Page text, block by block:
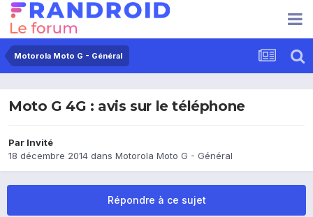
Motorola Moto G - Général
Moto G 4G : avis sur le téléphone
Par Invité
18 décembre 2014 dans Motorola Moto G - Général
Répondre à ce sujet